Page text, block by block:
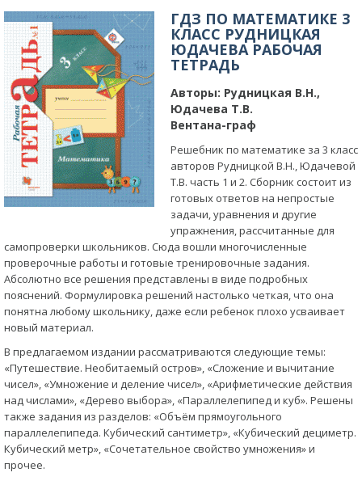
ГДЗ ПО МАТЕМАТИКЕ 3
КЛАСС РУДНИЦКАЯ
ЮДАЧЕВА РАБОЧАЯ
ТЕТРАДЬ
Авторы: Рудницкая В.Н.,
Юдачева Т.В.
Вентана-граф
Решебник по математике за 3 класс
авторов Рудницкой В.Н., Юдачевой
Т.В. часть 1 и 2. Сборник состоит из
готовых ответов на непростые
задачи, уравнения и другие
упражнения, рассчитанные для
самопроверки школьников. Сюда вошли многочисленные
проверочные работы и готовые тренировочные задания.
Абсолютно все решения представлены в виде подробных
пояснений. Формулировка решений настолько четкая, что она
понятна любому школьнику, даже если ребенок плохо усваивает
новый материал.
В предлагаемом издании рассматриваются следующие темы:
«Путешествие. Необитаемый остров», «Сложение и вычитание
чисел», «Умножение и деление чисел», «Арифметические действия
над числами», «Дерево выбора», «Параллелепипед и куб». Решены
также задания из разделов: «Объём прямоугольного
параллелепипеда. Кубический сантиметр», «Кубический дециметр.
Кубический метр», «Сочетательное свойство умножения» и
прочее.